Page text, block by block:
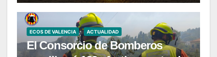
ECOS DE VALENCIA ACTUALIDAD
El Consorcio de Bomberos